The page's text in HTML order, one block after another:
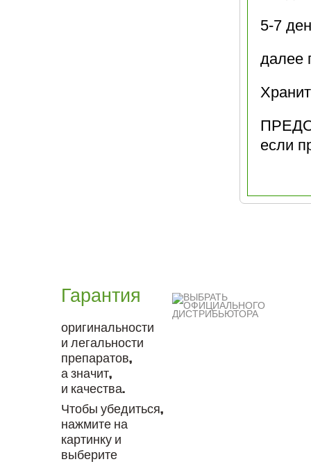
5-7
далее
если
Гарантия
оригинальности
и легальности
препаратов,
а значит,
и качества.
Чтобы убедиться,
нажмите на
картинку и
выберите